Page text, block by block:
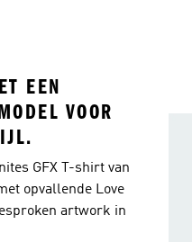
EEN
VOOR
GFX T-shirt van
opvallende Love
artwork in